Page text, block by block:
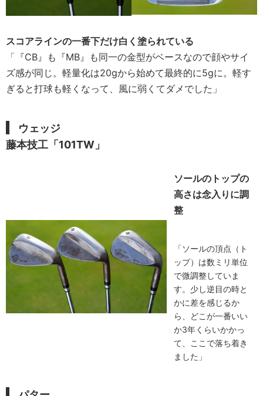
スコアラインの一番下だけ白く塗られている
「『CB』も『MB』も同一の金型がベースなので顔やサイ
ズ感が同じ。軽量化は20gから始めて最終的に5gに。軽す
ぎると打球も軽くなって、風に弱くてダメでした」
ウェッジ
藤本技工「101TW」
ソールのトップの
高さは念入りに調
整
「ソールの頂点（ト
ップ）は数ミリ単位
で微調整していま
す。少し逆目の時と
かに差を感じるか
ら、どこが一番いい
か3年くらいかかっ
て、ここで落ち着き
ました」